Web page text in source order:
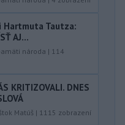
Hartmuta Tautza:
AJ...
národa | 114
KRITIZOVALI. DNES
Matúš | 1115 zobrazení